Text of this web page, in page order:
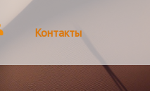
Контакты